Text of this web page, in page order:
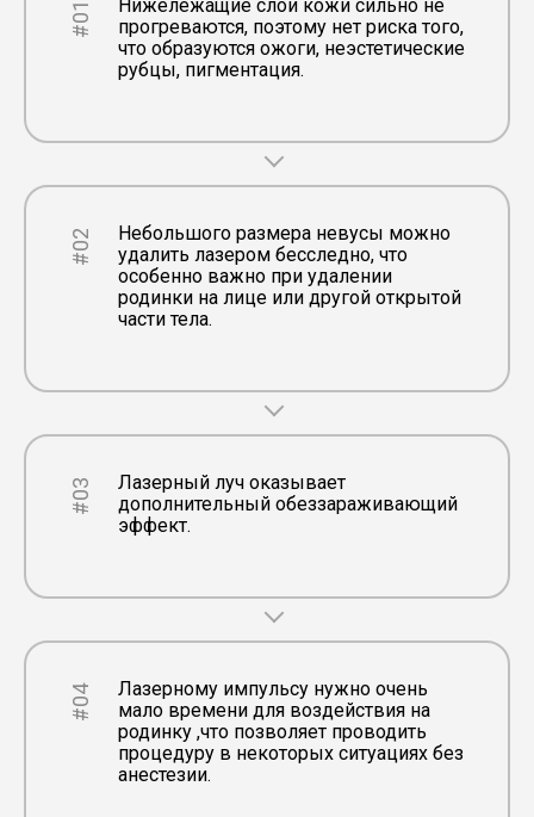
#01
Нижележащие слои кожи сильно не
прогреваются, поэтому нет риска того,
что образуются ожоги, неэстетические
рубцы, пигментация.
#02
Небольшого размера невусы можно
удалить лазером бесследно, что
особенно важно при удалении
родинки на лице или другой открытой
части тела.
#03
Лазерный луч оказывает
дополнительный обеззараживающий
эффект.
#04
Лазерному импульсу нужно очень
мало времени для воздействия на
родинку ,что позволяет проводить
процедуру в некоторых ситуациях без
анестезии.